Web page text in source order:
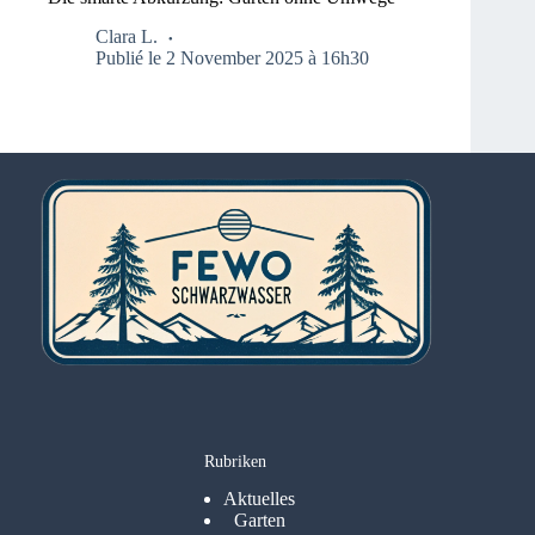
Clara L.
Publié le 2 November 2025 à 16h30
Rubriken
Aktuelles
Garten